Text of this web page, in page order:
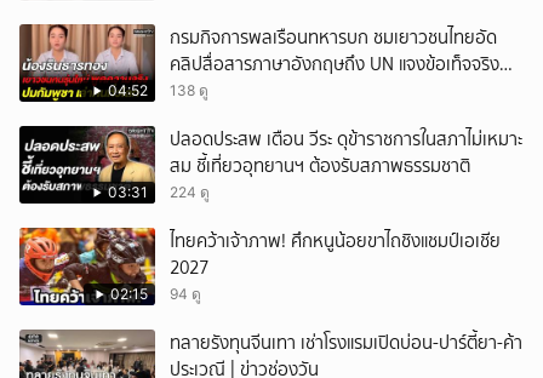
04:52
กรมกิจการพลเรือนทหารบก ชมเยาวชนไทยอัด
คลิปสื่อสารภาษาอังกฤษถึง UN แจงข้อเท็จจริง
ประวัติศาสตร์มนุษยธรรมไทย
138 ดู
03:31
ปลอดประสพ เตือน วีระ ดุข้าราชการในสภาไม่เหมาะ
สม ชี้เที่ยวอุทยานฯ ต้องรับสภาพธรรมชาติ
224 ดู
02:15
ไทยคว้าเจ้าภาพ! ศึกหนูน้อยขาไถชิงแชมป์เอเชีย
2027
94 ดู
ทลายรังทุนจีนเทา เช่าโรงแรมเปิดบ่อน-ปาร์ตี้ยา-ค้า
ประเวณี | ข่าวช่องวัน